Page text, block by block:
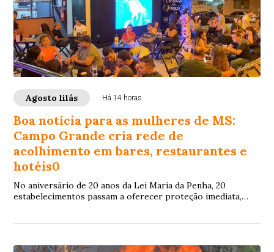
Agosto lilás Há 14 horas
Boa notícia para as mulheres de MS:
Campo Grande cria rede de
acolhimento em bares, restaurantes e
hotéis0
No aniversário de 20 anos da Lei Maria da Penha, 20
estabelecimentos passam a oferecer proteção imediata,